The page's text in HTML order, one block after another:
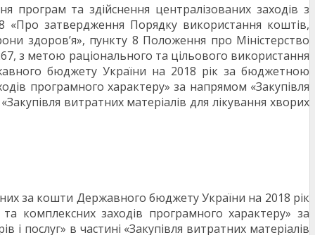
та здійснення централізованих заходів з
«Про затвердження Порядку використання коштів,
здоров’я», пункту 8 Положення про Міністерство
з метою раціонального та цільового використання
бюджету України на 2018 рік за бюджетною
програмного характеру» за напрямом «Закупівля
витратних матеріалів для лікування хворих
за кошти Державного бюджету України на 2018 рік
заходів програмного характеру» за
і послуг» в частині «Закупівля витратних матеріалів